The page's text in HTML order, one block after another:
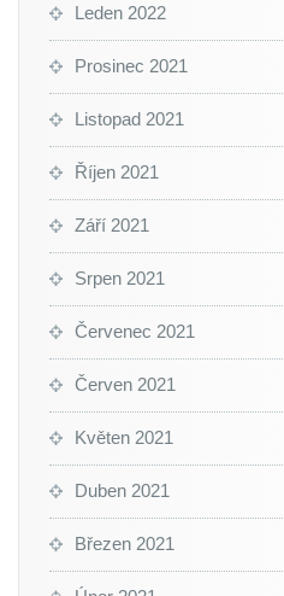
Leden 2022
Prosinec 2021
Listopad 2021
Říjen 2021
Září 2021
Srpen 2021
Červenec 2021
Červen 2021
Květen 2021
Duben 2021
Březen 2021